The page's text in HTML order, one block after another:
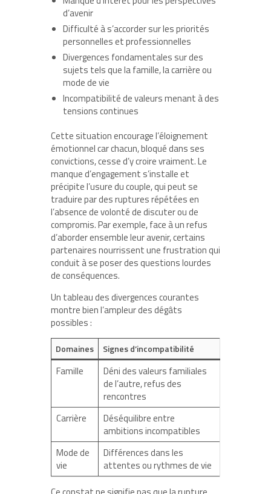
d’avenir
Difficulté à s’accorder sur les priorités
personnelles et professionnelles
Divergences fondamentales sur des
sujets tels que la famille, la carrière ou
mode de vie
Incompatibilité de valeurs menant à des
tensions continues
Cette situation encourage l’éloignement
émotionnel car chacun, bloqué dans ses
convictions, cesse d’y croire vraiment. Le
manque d’engagement s’installe et
précipite l’usure du couple, qui peut se
traduire par des ruptures répétées en
l’absence de volonté de discuter ou de
compromis. Par exemple, face à un refus
d’aborder ensemble leur avenir, certains
partenaires nourrissent une frustration qui
conduit à se poser des questions lourdes
de conséquences.
Un tableau des divergences courantes
montre bien l’ampleur des dégâts
possibles :
Domaines Signes d’incompatibilité
Famille
Déni des valeurs familiales
de l’autre, refus des
rencontres
Carrière
Déséquilibre entre
ambitions incompatibles
Mode de
vie
Différences dans les
attentes ou rythmes de vie